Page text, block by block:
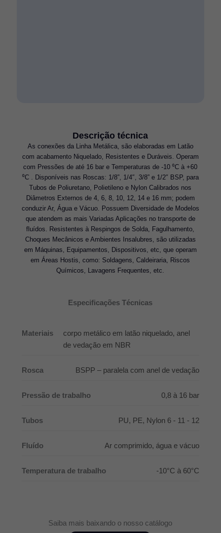
Descrição técnica
As conexões da Linha Metálica, são elaboradas em Latão
com acabamento Niquelado, Resistentes e Duráveis. Operam
com Pressões de até 16 bar e Temperaturas de -10 ⁰C à +60
⁰C . Disponíveis nas Roscas: 1/8”, 1/4″, 3/8” e 1/2″ BSP, para
Tubos de Poliuretano, Polietileno e Nylon Calibrados nos
Diâmetros Externos de 4, 6, 8, 10, 12, 14 e 16 mm; podem
conduzir Ar, Água e Vácuo. Possuem Diversidade de Modelos
que atendem as mais Variadas Aplicações no transporte de
fluídos. Resistentes à Respingos de Solda, Fagulhamento,
Choques Mecânicos e Ambientes Insalubres, são utilizadas
em Máquinas, Equipamentos, Dispositivos, etc, que operam
em Áreas Hostis, como: Soldagens, Caldeiraria, Riscos
Químicos, Lavagens Frequentes, etc.
Especificações Técnicas
Materiais
corpo metálico em latão niquelado, anel
de vedação em NBR
Rosca BSPP – paralela com anel de vedação
Pressão de trabalho 0,8 à 16 bar
Tubos PU, PE, Nylon 6 - 11 - 12
Fluído Ar comprimido, água e vácuo
Temperatura de trabalho -10°C à 60°C
Saiba mais baixando o nosso catálogo